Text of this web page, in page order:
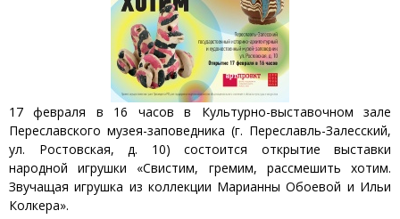
17 февраля в 16 часов в Культурно-выставочном зале
Переславского музея-заповедника (г. Переславль-Залесский,
ул. Ростовская, д. 10) состоится открытие выставки
народной игрушки «Свистим, гремим, рассмешить хотим.
Звучащая игрушка из коллекции Марианны Обоевой и Ильи
Колкера».